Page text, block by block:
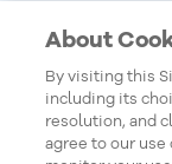
Crear sitio web
Precios
Status de los
Report Ethical
Do
About
By visiting this
including its
resolution, and
agree to our